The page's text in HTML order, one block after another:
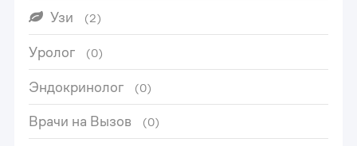
Узи (2)
Уролог (0)
Эндокринолог (0)
Врачи на Вызов (0)
0